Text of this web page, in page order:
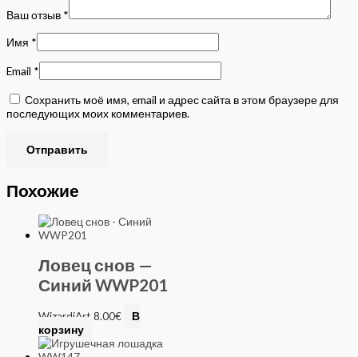
Ваш отзыв *
Имя *
Email *
Сохранить моё имя, email и адрес сайта в этом браузере для
последующих моих комментариев.
Похожие
Ловец снов —
Синий WWP201
WizardiArt 8.00€
В
корзину